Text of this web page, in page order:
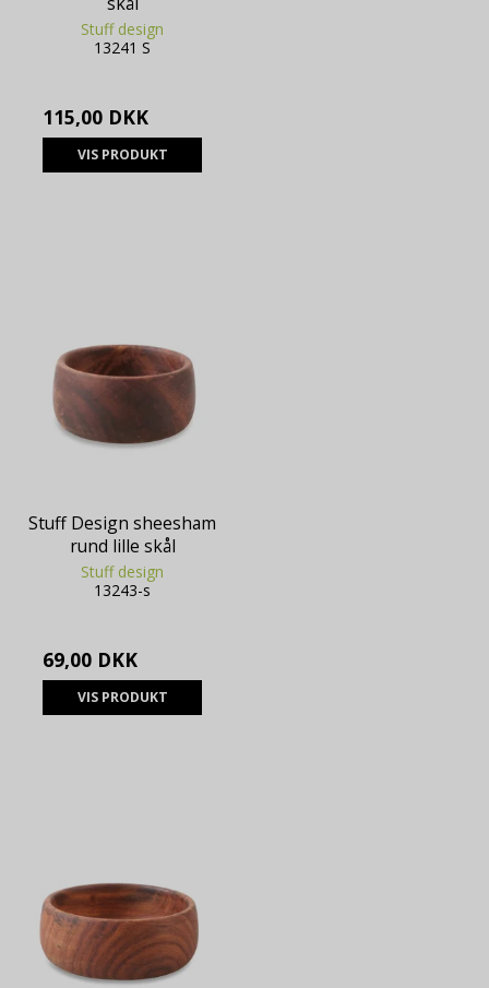
Stuff design
13241 S
115,00 DKK
VIS PRODUKT
Stuff Design sheesham
rund lille skål
Stuff design
13243-s
69,00 DKK
VIS PRODUKT